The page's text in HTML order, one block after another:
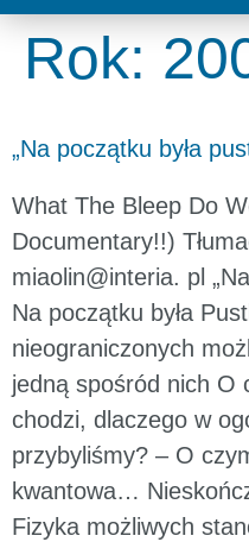
Rok:
„Na początku była
What The Bleep Do
Documentary!!)
miaolin@interia. pl
Na początku była
nieograniczonych
jedną spośród nich O
chodzi, dlaczego w
przybyliśmy? – O
kwantowa…
Fizyka możliwych